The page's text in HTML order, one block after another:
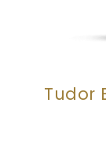
Tudor